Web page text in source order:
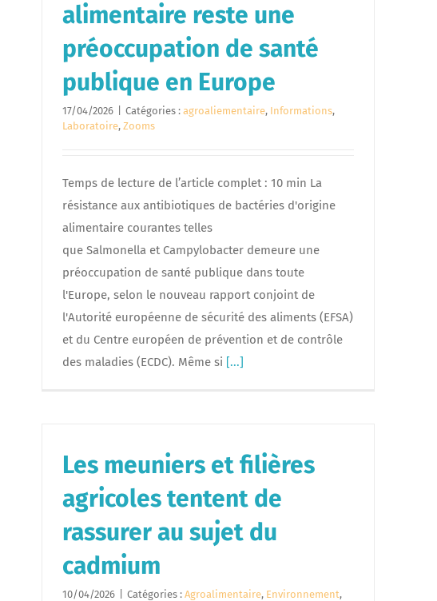
alimentaire reste une
préoccupation de santé
publique en Europe
17/04/2026 Catégories : agroaliementaire, Informations,
Laboratoire, Zooms
Temps de lecture de l’article complet : 10 min La
résistance aux antibiotiques de bactéries d'origine
alimentaire courantes telles
que Salmonella et Campylobacter demeure une
préoccupation de santé publique dans toute
l'Europe, selon le nouveau rapport conjoint de
l'Autorité européenne de sécurité des aliments (EFSA)
et du Centre européen de prévention et de contrôle
des maladies (ECDC). Même si [...]
Les meuniers et filières
agricoles tentent de
rassurer au sujet du
cadmium
10/04/2026 Catégories : Agroalimentaire, Environnement,